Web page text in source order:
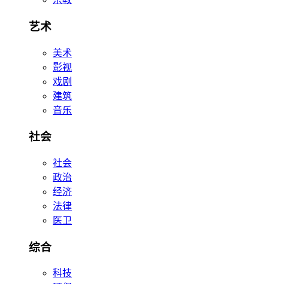
艺术
美术
影视
戏剧
建筑
音乐
社会
社会
政治
经济
法律
医卫
综合
科技